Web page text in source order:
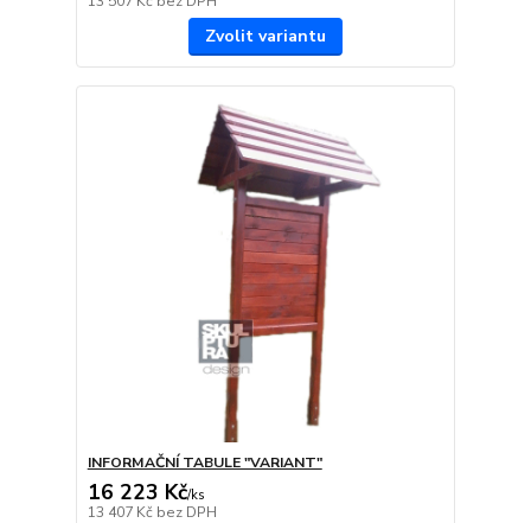
Zvolit variantu
INFORMAČNÍ TABULE "VARIANT"
16 223 Kč/ks
13 407 Kč bez DPH